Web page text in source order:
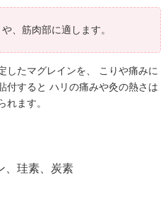
、筋肉部に適します。
したマグレインを、 こりや痛みに
付すると ハリの痛みや灸の熱さは
れます。
、珪素、炭素